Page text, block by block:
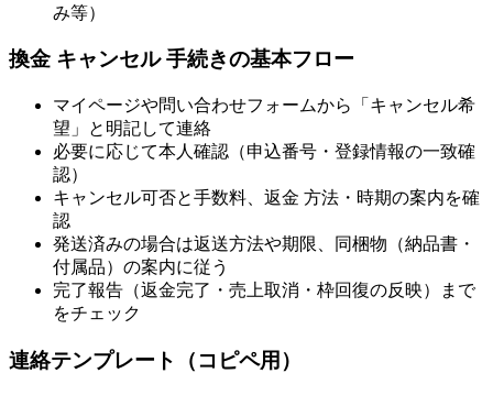
み等）
換金 キャンセル 手続きの基本フロー
マイページや問い合わせフォームから「キャンセル希
望」と明記して連絡
必要に応じて本人確認（申込番号・登録情報の一致確
認）
キャンセル可否と手数料、返金 方法・時期の案内を確
認
発送済みの場合は返送方法や期限、同梱物（納品書・
付属品）の案内に従う
完了報告（返金完了・売上取消・枠回復の反映）まで
をチェック
連絡テンプレート（コピペ用）